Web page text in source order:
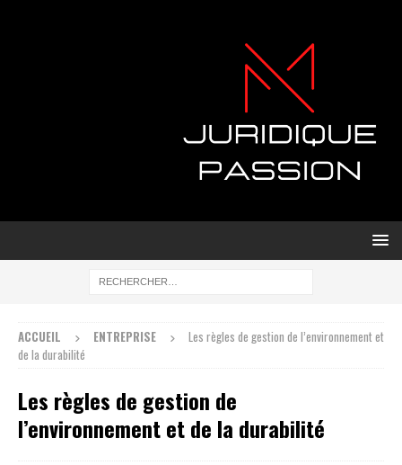
ACCUEIL ENTREPRISE
Les règles de gestion de l’environnement et
de la durabilité
Les règles de gestion de
l’environnement et de la durabilité